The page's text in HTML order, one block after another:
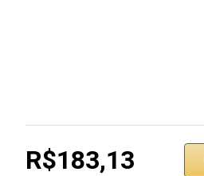
R$183,13